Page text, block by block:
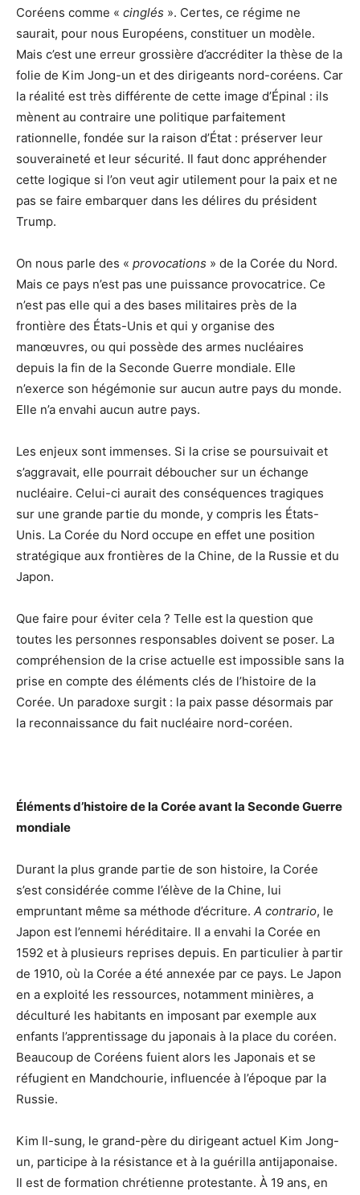
Coréens comme « cinglés ». Certes, ce régime ne
saurait, pour nous Européens, constituer un modèle.
Mais c’est une erreur grossière d’accréditer la thèse de la
folie de Kim Jong-un et des dirigeants nord-coréens. Car
la réalité est très différente de cette image d’Épinal : ils
mènent au contraire une politique parfaitement
rationnelle, fondée sur la raison d’État : préserver leur
souveraineté et leur sécurité. Il faut donc appréhender
cette logique si l’on veut agir utilement pour la paix et ne
pas se faire embarquer dans les délires du président
Trump.
On nous parle des « provocations » de la Corée du Nord.
Mais ce pays n’est pas une puissance provocatrice. Ce
n’est pas elle qui a des bases militaires près de la
frontière des États-Unis et qui y organise des
manœuvres, ou qui possède des armes nucléaires
depuis la fin de la Seconde Guerre mondiale. Elle
n’exerce son hégémonie sur aucun autre pays du monde.
Elle n’a envahi aucun autre pays.
Les enjeux sont immenses. Si la crise se poursuivait et
s’aggravait, elle pourrait déboucher sur un échange
nucléaire. Celui-ci aurait des conséquences tragiques
sur une grande partie du monde, y compris les États-
Unis. La Corée du Nord occupe en effet une position
stratégique aux frontières de la Chine, de la Russie et du
Japon.
Que faire pour éviter cela ? Telle est la question que
toutes les personnes responsables doivent se poser. La
compréhension de la crise actuelle est impossible sans la
prise en compte des éléments clés de l’histoire de la
Corée. Un paradoxe surgit : la paix passe désormais par
la reconnaissance du fait nucléaire nord-coréen.
Éléments d’histoire de la Corée avant la Seconde Guerre
mondiale
Durant la plus grande partie de son histoire, la Corée
s’est considérée comme l’élève de la Chine, lui
empruntant même sa méthode d’écriture. A contrario, le
Japon est l’ennemi héréditaire. Il a envahi la Corée en
1592 et à plusieurs reprises depuis. En particulier à partir
de 1910, où la Corée a été annexée par ce pays. Le Japon
en a exploité les ressources, notamment minières, a
déculturé les habitants en imposant par exemple aux
enfants l’apprentissage du japonais à la place du coréen.
Beaucoup de Coréens fuient alors les Japonais et se
réfugient en Mandchourie, influencée à l’époque par la
Russie.
Kim Il-sung, le grand-père du dirigeant actuel Kim Jong-
un, participe à la résistance et à la guérilla antijaponaise.
Il est de formation chrétienne protestante. À 19 ans, en